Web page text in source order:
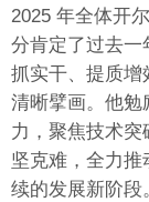
2025 年全体开
分肯定了过去一
抓实干、提质增
清晰擘画。他勉
力，聚焦技术
坚克难，全力
续的发展新阶段